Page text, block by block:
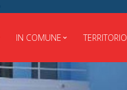
IN COMUNE TERRITORIO